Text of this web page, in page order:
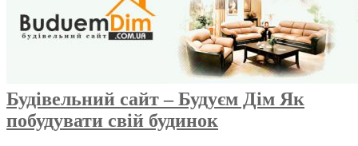
Будівельний сайт – Будуєм Дім Як
побудувати свій будинок